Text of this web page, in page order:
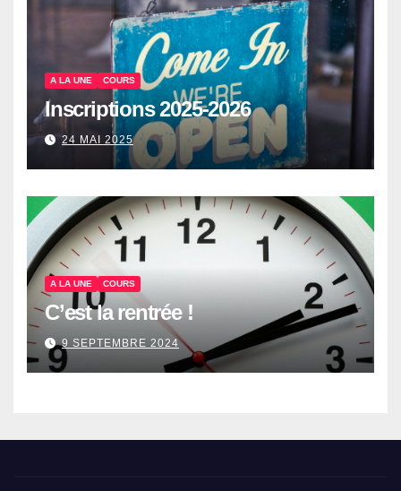
A LA UNE COURS
Inscriptions 2025-2026
24 MAI 2025
A LA UNE COURS
C’est la rentrée !
9 SEPTEMBRE 2024